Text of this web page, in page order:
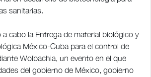
sanitarias.
a cabo la Entrega de material biológico y
México-Cuba para el control de
Wolbachia, un evento en el que
del gobierno de México, gobierno